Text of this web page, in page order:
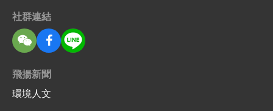
社群連結
飛揚新聞
環境人文